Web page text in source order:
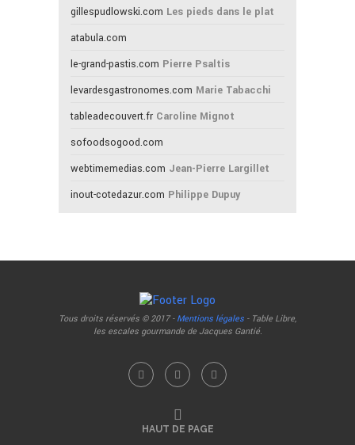
gillespudlowski.com Les pieds dans le plat
atabula.com
le-grand-pastis.com Pierre Psaltis
levardesgastronomes.com Marie Tabacchi
tableadecouvert.fr Caroline Mignot
sofoodsogood.com
webtimemedias.com Jean-Pierre Largillet
inout-cotedazur.com Philippe Dupuy
Tous droits réservés © 2017 - Mentions légales - Table Libre,
les escales gourmande de Jacques Gantié.
HAUT DE PAGE